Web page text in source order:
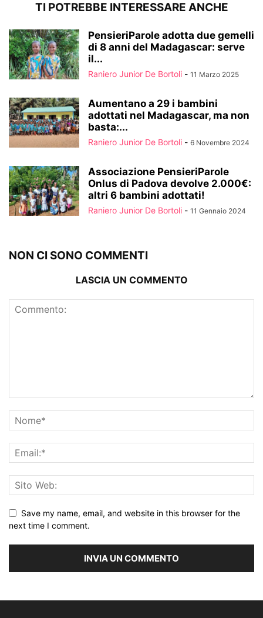
TI POTREBBE INTERESSARE ANCHE
PensieriParole adotta due gemelli
di 8 anni del Madagascar: serve
il...
Raniero Junior De Bortoli - 11 Marzo 2025
Aumentano a 29 i bambini
adottati nel Madagascar, ma non
basta:...
Raniero Junior De Bortoli - 6 Novembre 2024
Associazione PensieriParole
Onlus di Padova devolve 2.000€:
altri 6 bambini adottati!
Raniero Junior De Bortoli - 11 Gennaio 2024
NON CI SONO COMMENTI
LASCIA UN COMMENTO
Save my name, email, and website in this browser for the
next time I comment.